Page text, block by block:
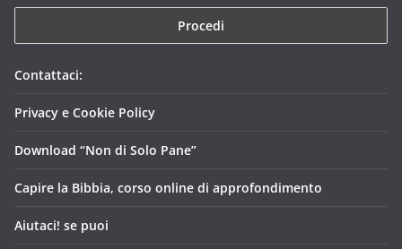
Contattaci:
Privacy e Cookie Policy
Download “Non di Solo Pane”
Capire la Bibbia, corso online di approfondimento
Aiutaci! se puoi